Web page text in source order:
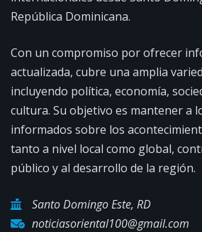
República Dominicana.
Con un compromiso por ofrecer
actualizada, cubre una amplia
incluyendo política, economía,
cultura. Su objetivo es mantener a
informados sobre los
tanto a nivel local como global,
público y al desarrollo de la región.
Santo Domingo Este, RD
noticiasoriental100@gmail.com